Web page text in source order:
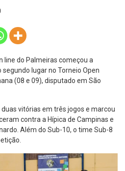
line do Palmeiras começou a
lugar no Torneio Open
(08 e 09), disputado em São
vitórias em três jogos e marcou
contra a Hípica de Campinas e
Além do Sub-10, o time Sub-8